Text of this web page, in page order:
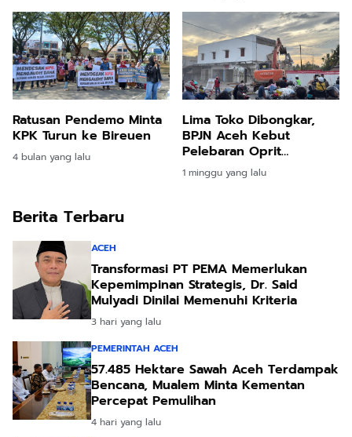
Ratusan Pendemo Minta
KPK Turun ke Bireuen
4 bulan yang lalu
Lima Toko Dibongkar,
BPJN Aceh Kebut
Pelebaran Oprit
Jembatan Baru Kuta
Blang
1 minggu yang lalu
Berita Terbaru
ACEH
Transformasi PT PEMA Memerlukan
Kepemimpinan Strategis, Dr. Said
Mulyadi Dinilai Memenuhi Kriteria
3 hari yang lalu
PEMERINTAH ACEH
57.485 Hektare Sawah Aceh Terdampak
Bencana, Mualem Minta Kementan
Percepat Pemulihan
4 hari yang lalu